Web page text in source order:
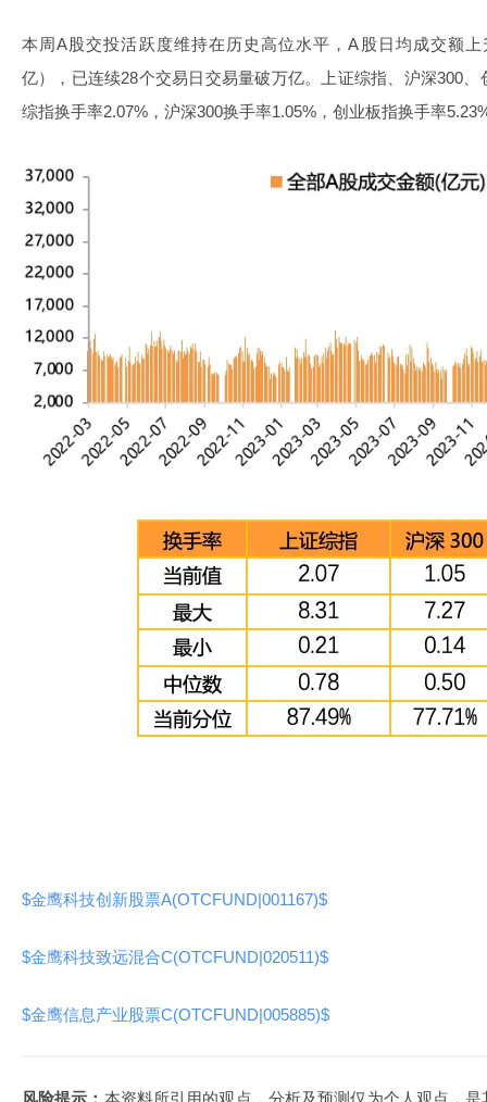
本周A股交投活跃度维持在历史高位水平，A股日均成交额
亿），已连续28个交易日交易量破万亿。上证综指、沪深300
综指换手率2.07%，沪深300换手率1.05%，创业板指换手率
$金鹰科技创新股票A(OTCFUND|001167)$
$金鹰科技致远混合C(OTCFUND|020511)$
$金鹰信息产业股票C(OTCFUND|005885)$
风险提示： 本资料所引用的观点、分析及预测仅为个人观点，